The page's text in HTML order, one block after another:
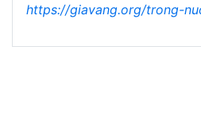
https://giavang.org/trong-